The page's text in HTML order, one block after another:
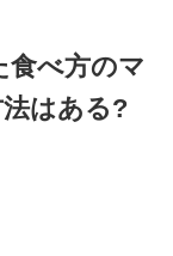
食べ方のマ
はある?